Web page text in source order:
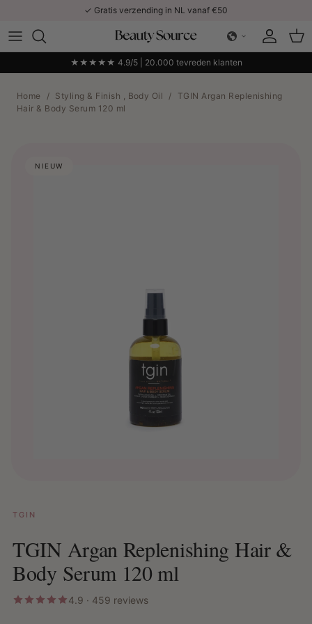
✓ Gratis verzending in NL vanaf €50
Account
★★★★★ 4.9/5 | 20.000 tevreden klanten
Home / Styling & Finish , Body Oil /
TGIN Argan Replenishing
Hair & Body Serum 120 ml
NIEUW
TGIN
TGIN Argan Replenishing Hair &
Body Serum 120 ml
4.9 · 459 reviews